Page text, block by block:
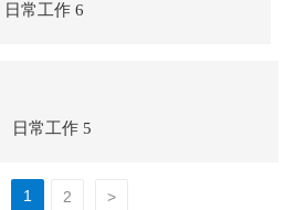
日常工作 6
日常工作 5
1 2 >